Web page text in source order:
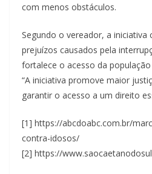
com menos obstáculos.
Segundo o vereador, a iniciativa
prejuízos causados pela
fortalece o acesso da
“A iniciativa promove maior
garantir o acesso a um direito
[1] https://abcdoabc.com.br/
contra-idosos/
[2] https://